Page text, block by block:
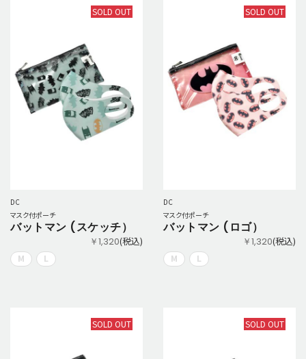
SOLD OUT
DC
マスク付ポーチ
バットマン (スケッチ）
￥1,320(税込)
M L
SOLD OUT
DC
マスク付ポーチ
バットマン (ロゴ）
￥1,320(税込)
M L
SOLD OUT SOLD OUT